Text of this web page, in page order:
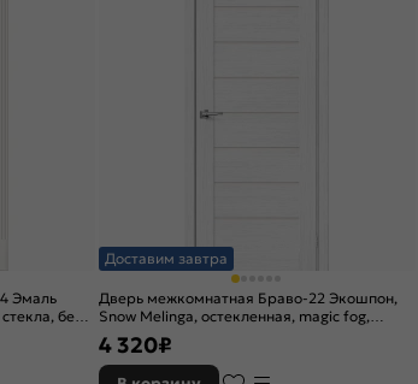
Эмаль
без
Доставим завтра
Дверь межкомнатная Браво-22 Экошпон,
Snow Melinga, остекленная, magic fog,
царговая
4 320₽